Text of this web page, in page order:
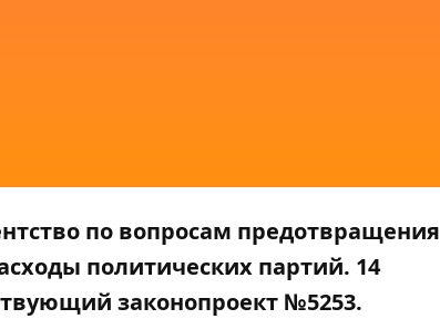
по вопросам предотвращения
политических партий. 14
законопроект №5253.